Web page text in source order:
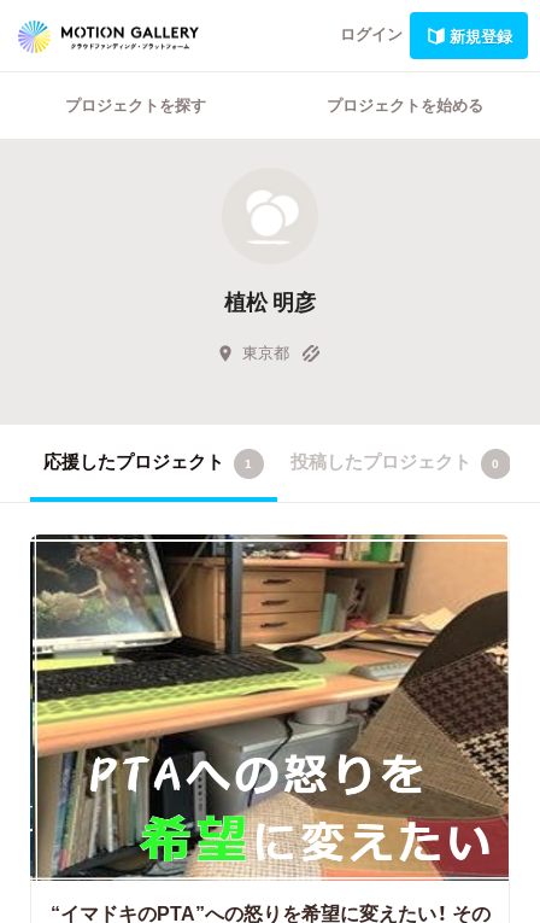
ログイン 新規登録
プロジェクトを探す プロジェクトを始める
植松 明彦
東京都
応援したプロジェクト 1 投稿したプロジェクト 0
“イマドキのPTA”への怒りを希望に変えたい！ その